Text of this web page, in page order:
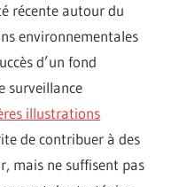
récente autour du
environnementales
d’un fond
surveillance
illustrations
de contribuer à des
mais ne suffisent pas